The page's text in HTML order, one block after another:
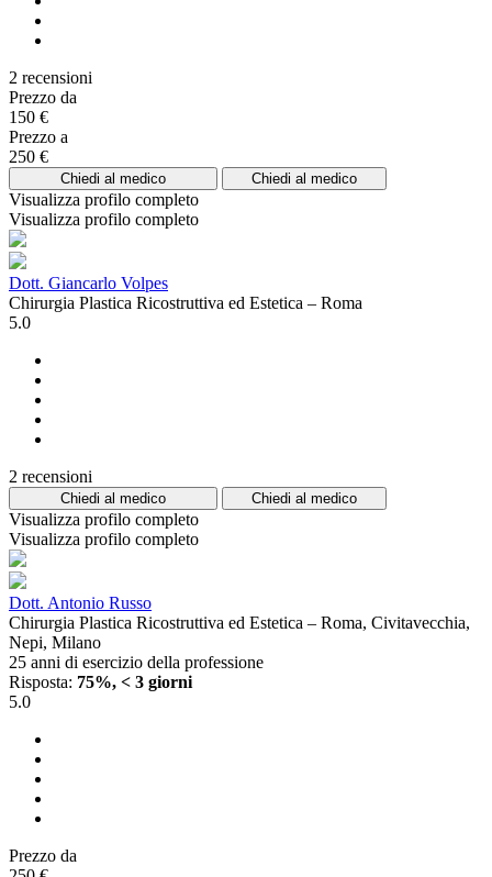
2 recensioni
Prezzo da
150 €
Prezzo a
250 €
Chiedi al medico Chiedi al medico
Visualizza profilo completo
Visualizza profilo completo
Dott. Giancarlo Volpes
Chirurgia Plastica Ricostruttiva ed Estetica – Roma
5.0
2 recensioni
Chiedi al medico Chiedi al medico
Visualizza profilo completo
Visualizza profilo completo
Dott. Antonio Russo
Chirurgia Plastica Ricostruttiva ed Estetica – Roma, Civitavecchia,
Nepi, Milano
25 anni di esercizio della professione
Risposta: 75%, < 3 giorni
5.0
Prezzo da